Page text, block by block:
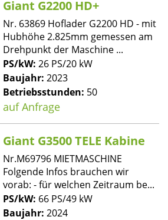
Giant G2200 HD+
Nr. 63869 Hoflader G2200 HD - mit
Hubhöhe 2.825mm gemessen am
Drehpunkt der Maschine ...
PS/kW: 26 PS/20 kW
Baujahr: 2023
Betriebsstunden: 50
auf Anfrage
Giant G3500 TELE Kabine
Nr.M69796 MIETMASCHINE
Folgende Infos brauchen wir
vorab: - für welchen Zeitraum be...
PS/kW: 66 PS/49 kW
Baujahr: 2024